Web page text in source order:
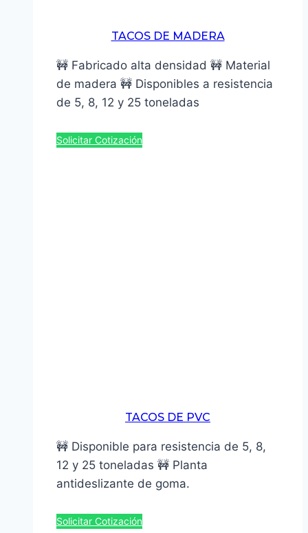
TACOS DE MADERA
🚧 Fabricado alta densidad 🚧 Material
de madera 🚧 Disponibles a resistencia
de 5, 8, 12 y 25 toneladas
Solicitar Cotización
TACOS DE PVC
🚧 Disponible para resistencia de 5, 8,
12 y 25 toneladas 🚧 Planta
antideslizante de goma.
Solicitar Cotización